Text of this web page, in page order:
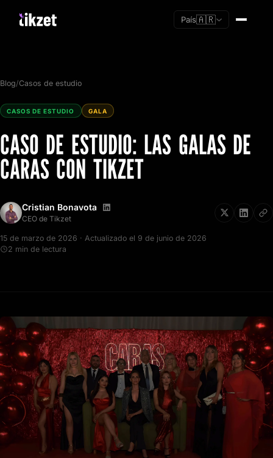
País🇦🇷
Soy nuevo
Blog/Casos de estudio
CASOS DE ESTUDIO GALA
CASO DE ESTUDIO: LAS GALAS DE
CARAS CON TIKZET
Cristian Bonavota
CEO de Tikzet
15 de marzo de 2026 · Actualizado el 9 de junio de 2026
2 min de lectura